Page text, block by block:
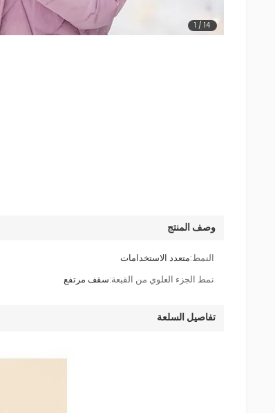
1 /14
وصف المنتج
النمط:متعدد الاستخدامات
نمط الجزء العلوي من القبعة:سقف مرتفع
تفاصيل السلعة